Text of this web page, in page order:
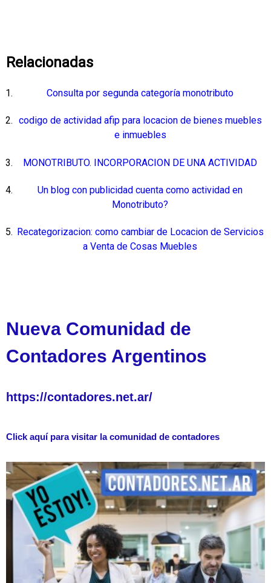
Relacionadas
Consulta por segunda categoría monotributo
codigo de actividad afip para locacion de bienes muebles
e inmuebles
MONOTRIBUTO. INCORPORACION DE UNA ACTIVIDAD
Un blog con publicidad cuenta como actividad en
Monotributo?
Recategorizacion: como cambiar de Locacion de Servicios
a Venta de Cosas Muebles
Nueva Comunidad de
Contadores Argentinos
https://contadores.net.ar/
Click aquí para visitar la comunidad de contadores